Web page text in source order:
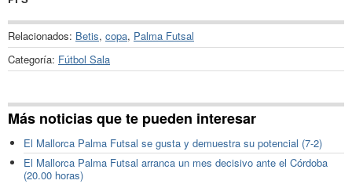
Relacionados: Betis, copa, Palma Futsal
Categoría: Fútbol Sala
Más noticias que te pueden interesar
El Mallorca Palma Futsal se gusta y demuestra su potencial (7-2)
El Mallorca Palma Futsal arranca un mes decisivo ante el Córdoba
(20.00 horas)